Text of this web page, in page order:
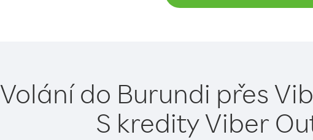
Volání do Burundi přes
S kredity Viber